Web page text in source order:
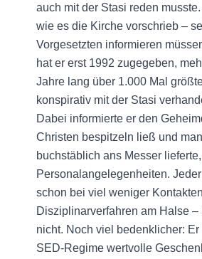
auch mit der Stasi reden
wie es die Kirche vorschrieb –
Vorgesetzten informieren
hat er erst 1992 zugegeben,
Jahre lang über 1.000 Mal
konspirativ mit der Stasi
Dabei informierte er den
Christen bespitzeln ließ und
buchstäblich ans Messer
Personalangelegenheiten.
schon bei viel weniger
Disziplinarverfahren am Halse –
nicht. Noch viel bedenklicher: Er
SED-Regime wertvolle